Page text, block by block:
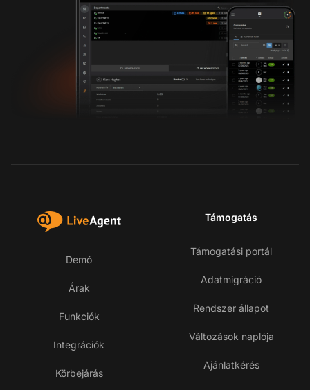
Demó
Árak
Funkciók
Integrációk
Körbejárás
Támogatás
Támogatási portál
Adatmigráció
Rendszer állapot
Változások naplója
Ajánlatkérés